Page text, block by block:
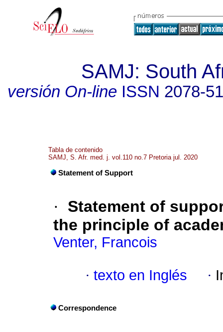
SAMJ: South
versión On-lineISSN 2078-
Tabla de contenido
SAMJ, S. Afr. med. j. vol.110 no.7 Pretoria jul. 2020
Statement of Support
·
Statement of
the principle of
Venter, Francois
· texto en Inglés ·
Correspondence